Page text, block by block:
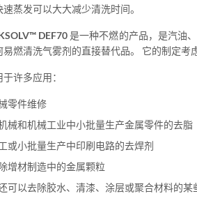
速蒸发可以大大减少清洗时间。
DEF70是一种不燃的产品，是汽油
易燃清洗气雾剂的直接替代品。 它的制定考
许多应用：
零件维修
械和机械工业中小批量生产金属零件的去脂
或小批量生产中印刷电路的去焊剂
增材制造中的金属颗粒
可以去除胶水、清漆、涂层或聚合材料的